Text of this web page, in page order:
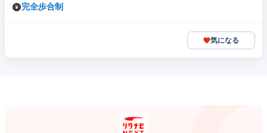
完全歩合制
気になる